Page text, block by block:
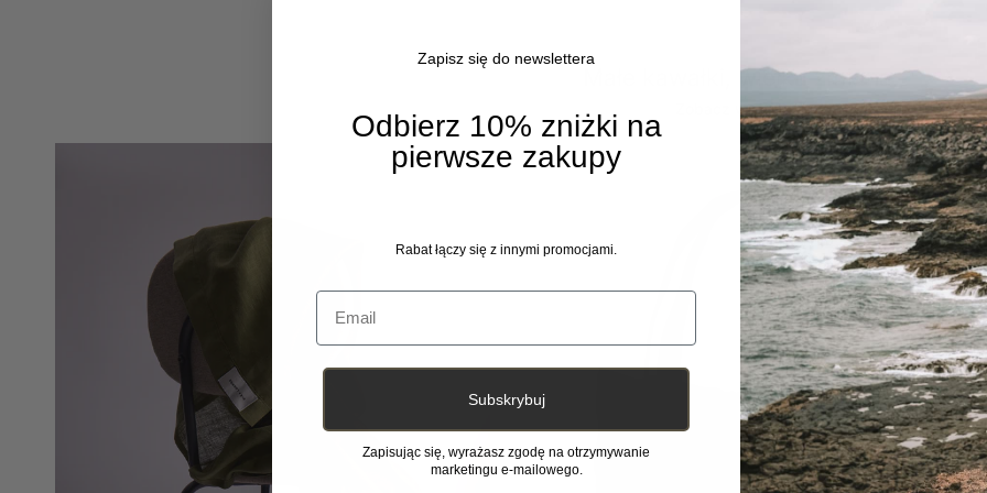
Poprzedni Małe kawałki, wielka zmiana.
Zobacz wszystko
Zapisz się do newslettera
Odbierz 10% zniżki na
pierwsze zakupy
Rabat łączy się z innymi promocjami.
Email
Subskrybuj
Zapisując się, wyrażasz zgodę na otrzymywanie
marketingu e-mailowego.